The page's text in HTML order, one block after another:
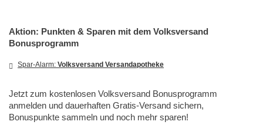
Aktion: Punkten & Sparen mit dem Volksversand
Bonusprogramm
Spar-Alarm: Volksversand Versandapotheke
Jetzt zum kostenlosen Volksversand Bonusprogramm
anmelden und dauerhaften Gratis-Versand sichern,
Bonuspunkte sammeln und noch mehr sparen!